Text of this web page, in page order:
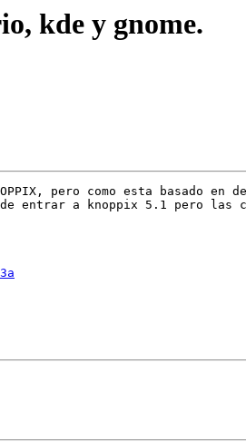
kde y gnome.
pero como esta basado
entrar a knoppix 5.1 pero